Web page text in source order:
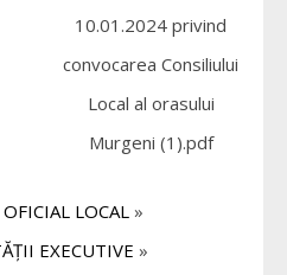
10.01.2024 privind
convocarea Consiliului
Local al orasului
Murgeni (1).pdf
LOCAL »
EXECUTIVE »